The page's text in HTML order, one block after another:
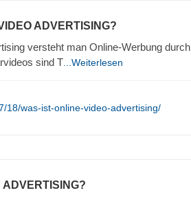
ADVERTISING?
versteht man Online-Werbung durch
sind T ...Weiterlesen
18/was-ist-online-video-advertising/
ADVERTISING?